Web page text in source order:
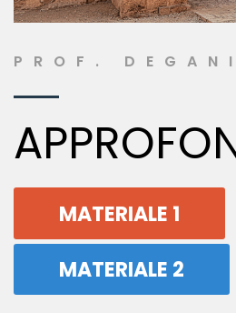
PROF. DEGANI
MATERIALE 1
MATERIALE 2